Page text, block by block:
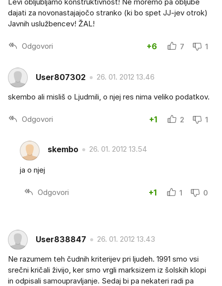
dajati za novonastajajočo stranko (ki bo spet JJ-jev otrok)
Javnih uslužbencev! ŽAL!
Odgovori +6 7 1
User807302 26. 01. 2012 13.46
skembo ali misliš o Ljudmili, o njej res nima veliko podatkov.
Odgovori +1 2 1
skembo 26. 01. 2012 13.54
ja o njej
Odgovori +1 1 0
User838847 26. 01. 2012 13.43
Ne razumem teh čudnih kriterijev pri ljudeh. 1991 smo vsi
srečni kričali živijo, ker smo vrgli marksizem iz šolskih klopi
in odpisali samoupravljanje. Sedaj bi pa nekateri radi pa